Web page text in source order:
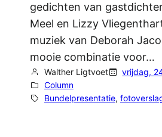
gedichten van
Meel en Lizzy
muziek van Deborah
mooie combinatie voor…
Walther Ligtvoet
vrijdag,
Column
Bundelpresentatie,